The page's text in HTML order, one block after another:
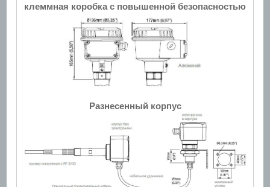
клеммная коробка с повышенной безопасностью
Разнесенный корпус